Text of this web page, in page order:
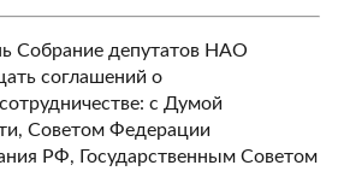
Собрание депутатов НАО
соглашений о
с Думой
Советом Федерации
РФ, Государственным Советом